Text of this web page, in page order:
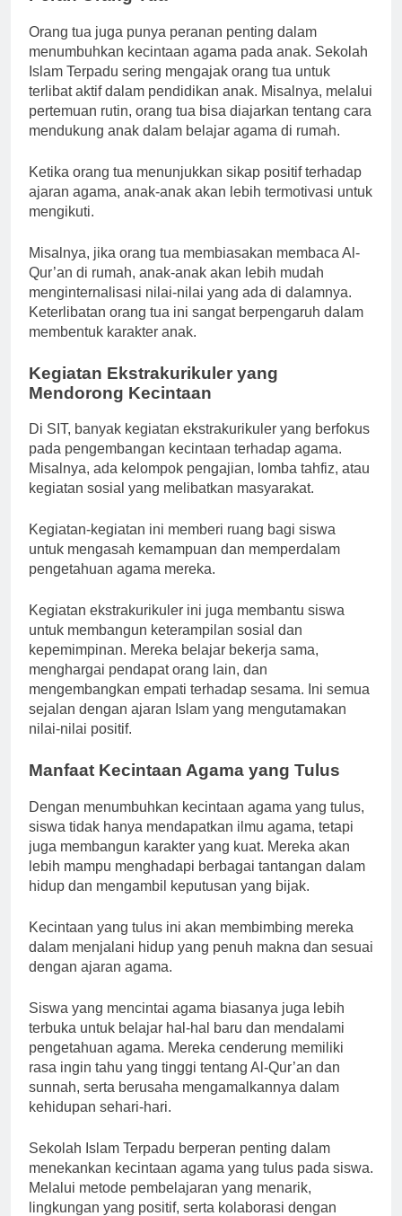
Orang tua juga punya peranan penting dalam
menumbuhkan kecintaan agama pada anak. Sekolah
Islam Terpadu sering mengajak orang tua untuk
terlibat aktif dalam pendidikan anak. Misalnya, melalui
pertemuan rutin, orang tua bisa diajarkan tentang cara
mendukung anak dalam belajar agama di rumah.
Ketika orang tua menunjukkan sikap positif terhadap
ajaran agama, anak-anak akan lebih termotivasi untuk
mengikuti.
Misalnya, jika orang tua membiasakan membaca Al-
Qur’an di rumah, anak-anak akan lebih mudah
menginternalisasi nilai-nilai yang ada di dalamnya.
Keterlibatan orang tua ini sangat berpengaruh dalam
membentuk karakter anak.
Kegiatan Ekstrakurikuler yang
Mendorong Kecintaan
Di SIT, banyak kegiatan ekstrakurikuler yang berfokus
pada pengembangan kecintaan terhadap agama.
Misalnya, ada kelompok pengajian, lomba tahfiz, atau
kegiatan sosial yang melibatkan masyarakat.
Kegiatan-kegiatan ini memberi ruang bagi siswa
untuk mengasah kemampuan dan memperdalam
pengetahuan agama mereka.
Kegiatan ekstrakurikuler ini juga membantu siswa
untuk membangun keterampilan sosial dan
kepemimpinan. Mereka belajar bekerja sama,
menghargai pendapat orang lain, dan
mengembangkan empati terhadap sesama. Ini semua
sejalan dengan ajaran Islam yang mengutamakan
nilai-nilai positif.
Manfaat Kecintaan Agama yang Tulus
Dengan menumbuhkan kecintaan agama yang tulus,
siswa tidak hanya mendapatkan ilmu agama, tetapi
juga membangun karakter yang kuat. Mereka akan
lebih mampu menghadapi berbagai tantangan dalam
hidup dan mengambil keputusan yang bijak.
Kecintaan yang tulus ini akan membimbing mereka
dalam menjalani hidup yang penuh makna dan sesuai
dengan ajaran agama.
Siswa yang mencintai agama biasanya juga lebih
terbuka untuk belajar hal-hal baru dan mendalami
pengetahuan agama. Mereka cenderung memiliki
rasa ingin tahu yang tinggi tentang Al-Qur’an dan
sunnah, serta berusaha mengamalkannya dalam
kehidupan sehari-hari.
Sekolah Islam Terpadu berperan penting dalam
menekankan kecintaan agama yang tulus pada siswa.
Melalui metode pembelajaran yang menarik,
lingkungan yang positif, serta kolaborasi dengan